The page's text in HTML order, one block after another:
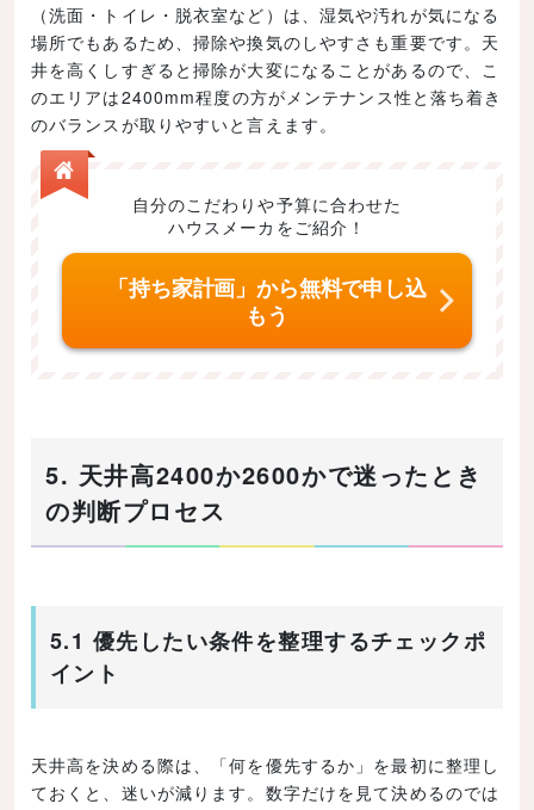
（洗面・トイレ・脱衣室など）は、湿気や汚れが気になる
場所でもあるため、掃除や換気のしやすさも重要です。天
井を高くしすぎると掃除が大変になることがあるので、こ
のエリアは2400mm程度の方がメンテナンス性と落ち着き
のバランスが取りやすいと言えます。
自分のこだわりや予算に合わせた
ハウスメーカをご紹介！
「持ち家計画」から無料で申し込
もう
5. 天井高2400か2600かで迷ったとき
の判断プロセス
5.1 優先したい条件を整理するチェックポ
イント
天井高を決める際は、「何を優先するか」を最初に整理し
ておくと、迷いが減ります。数字だけを見て決めるのでは